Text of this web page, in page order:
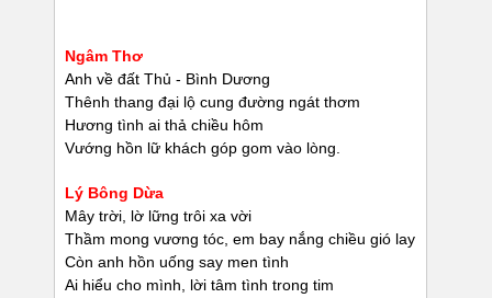
Ngâm Thơ
Anh về đất Thủ - Bình Dương
Thênh thang đại lộ cung đường ngát thơm
Hương tình ai thả chiều hôm
Vướng hồn lữ khách góp gom vào lòng.
Lý Bông Dừa
Mây trời, lờ lững trôi xa vời
Thầm mong vương tóc, em bay nắng chiều gió lay
Còn anh hồn uống say men tình
Ai hiểu cho mình, lời tâm tình trong tim